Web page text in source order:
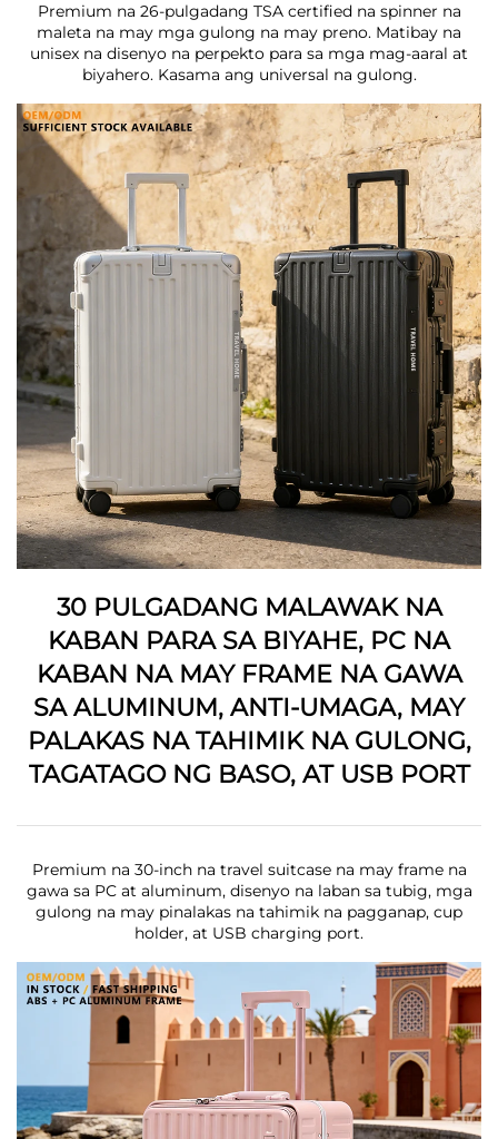
Premium na 26-pulgadang TSA certified na spinner na
maleta na may mga gulong na may preno. Matibay na
unisex na disenyo na perpekto para sa mga mag-aaral at
biyahero. Kasama ang universal na gulong.
30 PULGADANG MALAWAK NA
KABAN PARA SA BIYAHE, PC NA
KABAN NA MAY FRAME NA GAWA
SA ALUMINUM, ANTI-UMAGA, MAY
PALAKAS NA TAHIMIK NA GULONG,
TAGATAGO NG BASO, AT USB PORT
Premium na 30-inch na travel suitcase na may frame na
gawa sa PC at aluminum, disenyo na laban sa tubig, mga
gulong na may pinalakas na tahimik na pagganap, cup
holder, at USB charging port.